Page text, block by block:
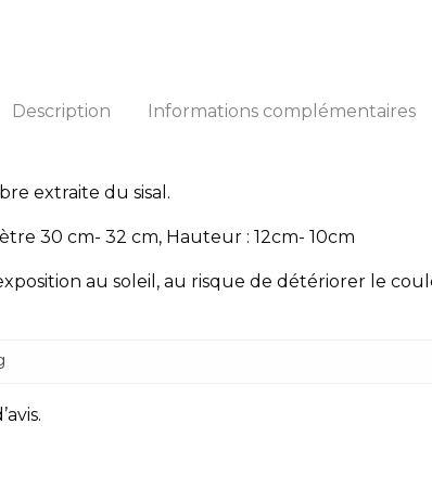
Description Informations complémentaires
extraite du sisal.
30 cm- 32 cm, Hauteur : 12cm- 10cm
au soleil, au risque de détériorer le